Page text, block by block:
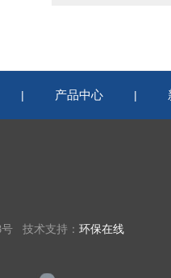
| 产品中心 |
技术支持： 环保在线